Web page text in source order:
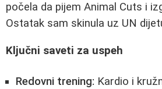
počela da pijem Animal Cuts i
Ostatak sam skinula uz UN
Ključni saveti za uspeh
Redovni trening: Kardio i